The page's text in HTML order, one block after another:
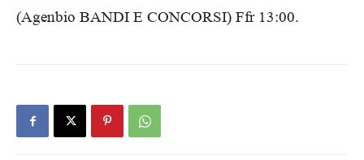
(Agenbio BANDI E CONCORSI) Ffr 13:00.